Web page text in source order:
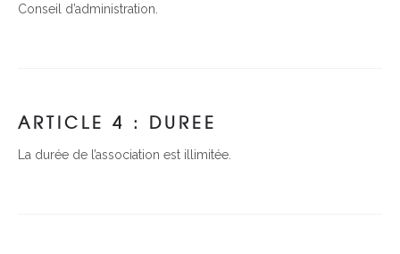
Conseil d’administration.
ARTICLE 4 : DUREE
La durée de l’association est illimitée.